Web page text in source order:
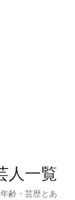
人一覧
齢・芸歴とあ